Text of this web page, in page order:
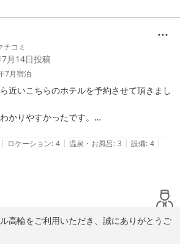
チコミ
月14日投稿
7月宿泊
近いこちらのホテルを予約させて頂きまし
かりやすかったです。
はなく、一番近くてお隣のホテル下に行くし
。
でしたが、浴室内が生乾き臭強く、そこだけ
| ロケーション: 4 | 温泉・お風呂: 3 | 設備: 4 |
高輪をご利用いただき、誠にありがとうご